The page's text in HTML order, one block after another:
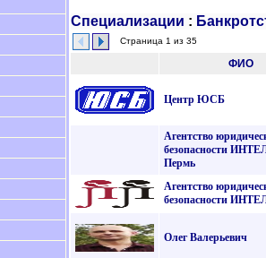
Специализации :
Страница 1 из 35
ФИО
Центр ЮСБ
Агентство
безопасности
Пермь
Агентство
безопасности
Олег Валерьевич